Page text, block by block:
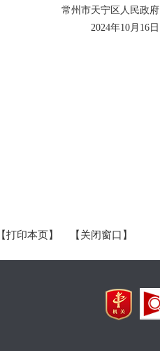
常州市天宁区人民政府
2024年10月16日
【打印本页】 【关闭窗口】